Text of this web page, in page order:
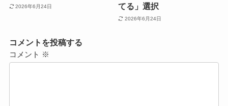
2026年6月24日
てる」選択
2026年6月24日
コメントを投稿する
コメント ※